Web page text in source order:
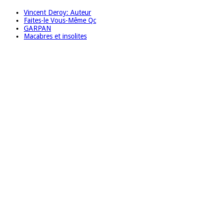
Vincent Deroy: Auteur
Faites-le Vous-Même Qc
GARPAN
Macabres et insolites